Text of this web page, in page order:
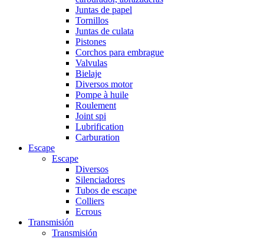
Juntas de papel
Tornillos
Juntas de culata
Pistones
Corchos para embrague
Valvulas
Bielaje
Diversos motor
Pompe à huile
Roulement
Joint spi
Lubrification
Carburation
Escape
Escape
Diversos
Silenciadores
Tubos de escape
Colliers
Ecrous
Transmisión
Transmisión